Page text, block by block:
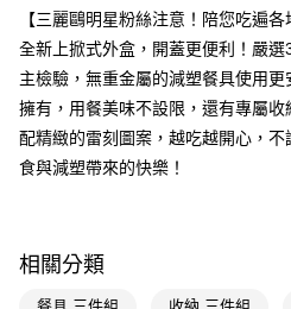
【關於「AFTEE先享後付」】
AFTEE先享後付是「在收到商品之後才
便利好安心！
１．簡單：不需註冊會員、不需綁卡、不
２．便利：只要手機號碼，簡訊認證，即
３．安心：先確認商品／服務後，再付款。
結帳頁面，進行簡訊認證並確認金額後，
２．訂單成立數日內，您將收到繳費通知
３．收到繳費通知簡訊後14天內，點擊
即享券
運送方式
全家取貨付款
付款後全家取貨
【三麗鷗明星粉絲注意！陪您吃遍各
全新上掀式外盒，開蓋更便利！嚴
主檢驗，無重金屬的減塑餐具使用
擁有，用餐美味不設限，還有專屬
配精緻的雷刻圖案，越吃越開心，
食與減塑帶來的快樂！
相關分類